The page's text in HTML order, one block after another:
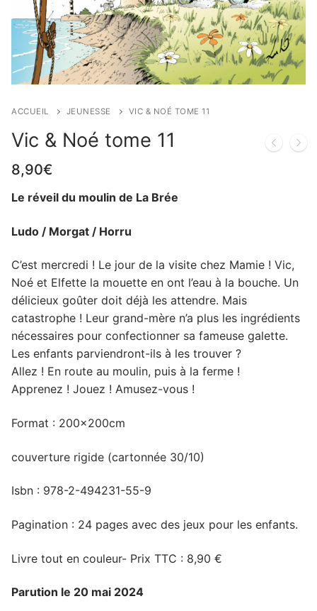
ACCUEIL JEUNESSE VIC & NOÉ TOME 11
Vic & Noé tome 11
8,90€
Le réveil du moulin de La Brée
Ludo / Morgat / Horru
C’est mercredi ! Le jour de la visite chez Mamie ! Vic,
Noé et Elfette la mouette en ont l’eau à la bouche. Un
délicieux goûter doit déjà les attendre. Mais
catastrophe ! Leur grand-mère n’a plus les ingrédients
nécessaires pour confectionner sa fameuse galette.
Les enfants parviendront-ils à les trouver ?
Allez ! En route au moulin, puis à la ferme !
Apprenez ! Jouez ! Amusez-vous !
Format : 200x200cm
couverture rigide (cartonnée 30/10)
Isbn : 978-2-494231-55-9
Pagination : 24 pages avec des jeux pour les enfants.
Livre tout en couleur- Prix TTC : 8,90 €
Parution le 20 mai 2024